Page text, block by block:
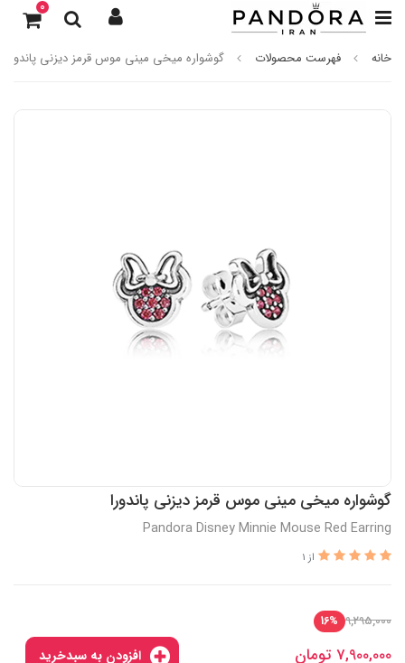
0
خانه فهرست محصولات گوشواره میخی مینی موس قرمز دیزنی پاندورا
گوشواره میخی مینی موس قرمز دیزنی پاندورا
Pandora Disney Minnie Mouse Red Earring
از 1
9,295,000
16%
7,900,000 تومان